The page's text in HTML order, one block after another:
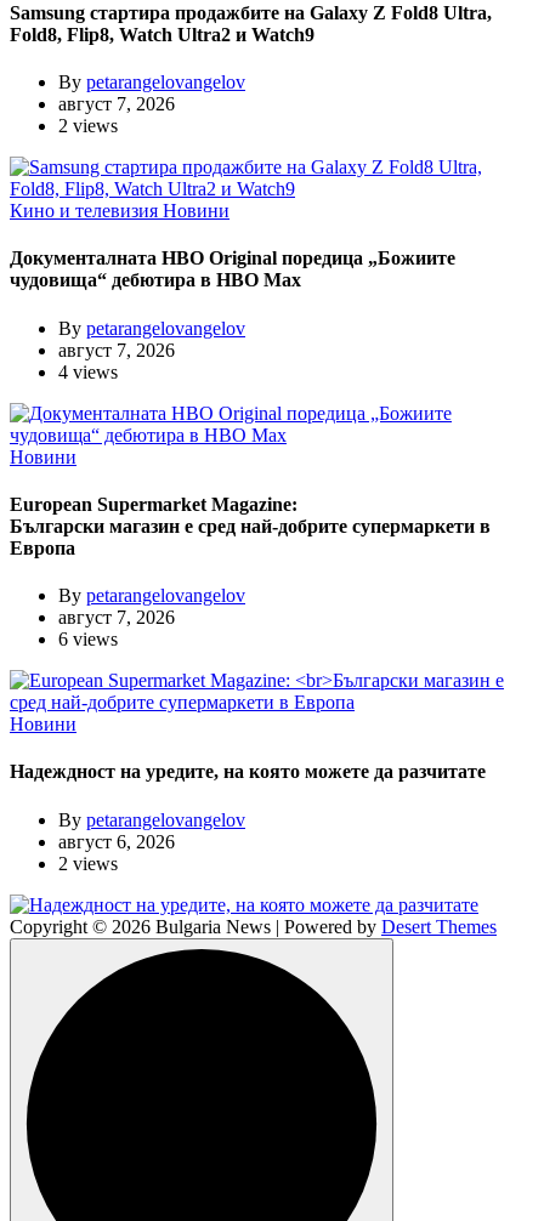
Samsung стартира продажбите на Galaxy Z Fold8 Ultra,
Fold8, Flip8, Watch Ultra2 и Watch9
By petarangelovangelov
август 7, 2026
2 views
Кино и телевизия Новини
Документалната HBO Original поредица „Божиите
чудовища“ дебютира в HBO Max
By petarangelovangelov
август 7, 2026
4 views
Новини
European Supermarket Magazine:
Български магазин е сред най-добрите супермаркети в
Европа
By petarangelovangelov
август 7, 2026
6 views
Новини
Надеждност на уредите, на която можете да разчитате
By petarangelovangelov
август 6, 2026
2 views
Copyright © 2026 Bulgaria News | Powered by Desert Themes